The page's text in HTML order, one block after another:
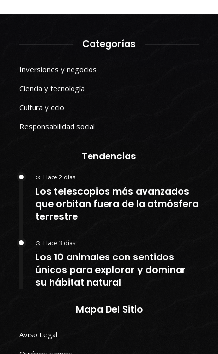
Categorías
Inversiones y negocios
Ciencia y tecnología
Cultura y ocio
Responsabilidad social
Tendencias
Hace 2 días
Los telescopios más avanzados
que orbitan fuera de la atmósfera
terrestre
Hace 3 días
Los 10 animales con sentidos
únicos para explorar y dominar
su hábitat natural
Mapa Del Sitio
Aviso Legal